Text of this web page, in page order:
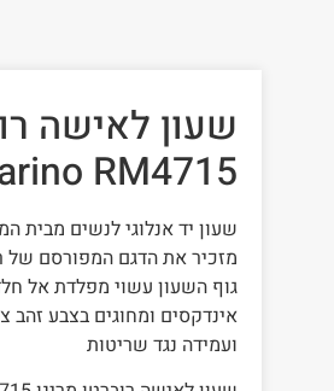
RM4715
מזכיר את הדגם המפורסם של
גוף השעון עשוי מפלדת אל
אינדקסים ומחוגים בצבע זהב
ועמידה נגד שריטות